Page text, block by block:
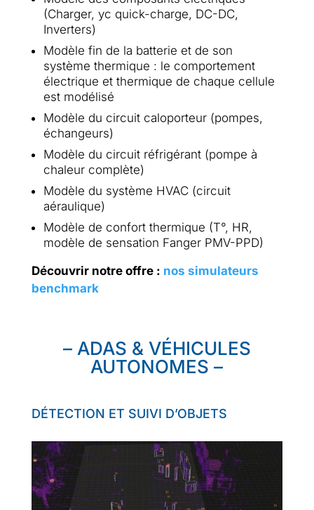
(Charger, yc quick-charge, DC-DC,
Inverters)
Modèle fin de la batterie et de son
système thermique : le comportement
électrique et thermique de chaque cellule
est modélisé
Modèle du circuit caloporteur (pompes,
échangeurs)
Modèle du circuit réfrigérant (pompe à
chaleur complète)
Modèle du système HVAC (circuit
aéraulique)
Modèle de confort thermique (T°, HR,
modèle de sensation Fanger PMV-PPD)
Découvrir notre offre : nos simulateurs
benchmark
– ADAS & VÉHICULES
AUTONOMES –
DÉTECTION ET SUIVI D’OBJETS